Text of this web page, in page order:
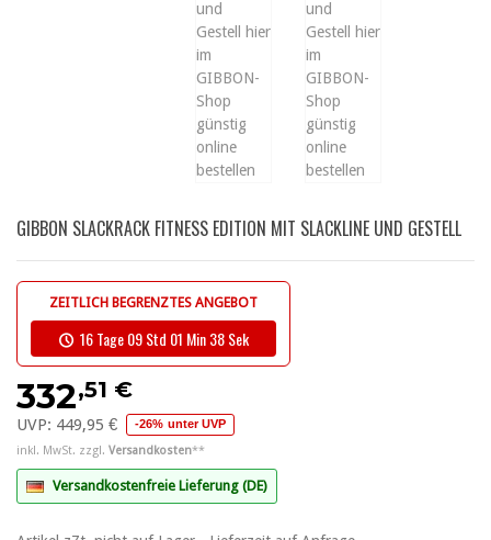
GIBBON SLACKRACK FITNESS EDITION MIT SLACKLINE UND GESTELL
ZEITLICH BEGRENZTES ANGEBOT
16 Tage 09 Std 01 Min 37 Sek
332,51 €
UVP: 449,95 € -26% unter UVP
inkl. MwSt. zzgl. Versandkosten**
Versandkostenfreie Lieferung (DE)